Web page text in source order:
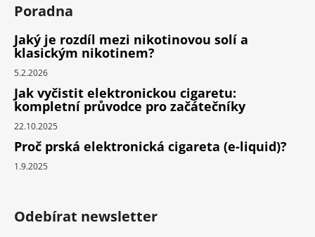
Poradna
Jaký je rozdíl mezi nikotinovou solí a
klasickým nikotinem?
5.2.2026
Jak vyčistit elektronickou cigaretu:
kompletní průvodce pro začátečníky
22.10.2025
Proč prská elektronická cigareta (e-liquid)?
1.9.2025
Odebírat newsletter